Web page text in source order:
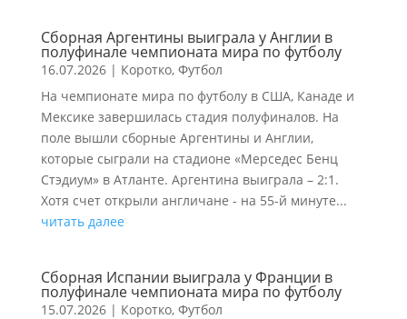
Сборная Аргентины выиграла у Англии в
полуфинале чемпионата мира по футболу
16.07.2026| Коротко, Футбол
На чемпионате мира по футболу в США, Канаде и
Мексике завершилась стадия полуфиналов. На
поле вышли сборные Аргентины и Англии,
которые сыграли на стадионе «Мерседес Бенц
Стэдиум» в Атланте. Аргентина выиграла – 2:1.
Хотя счет открыли англичане - на 55-й минуте...
читать далее
Сборная Испании выиграла у Франции в
полуфинале чемпионата мира по футболу
15.07.2026| Коротко, Футбол